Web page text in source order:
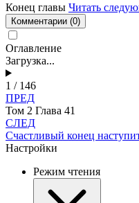
Конец главы Читать
Комментарии (0)
Оглавление
Загрузка...
1 / 146
ПРЕД
Том 2 Глава 41
СЛЕД
Счастливый конец
Настройки
Режим чтения